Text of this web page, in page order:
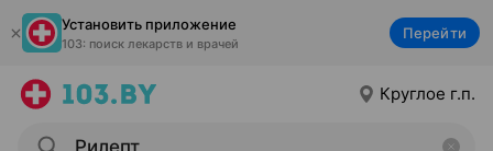
Установить приложение
103: поиск лекарств и врачей
Перейти
Круглое г.п.